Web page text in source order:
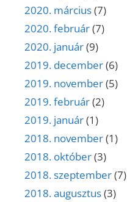
2020. március(7)
2020. február(7)
2020. január(9)
2019. december(6)
2019. november(5)
2019. február(2)
2019. január(1)
2018. november(1)
2018. október(3)
2018. szeptember(7)
2018. augusztus(3)